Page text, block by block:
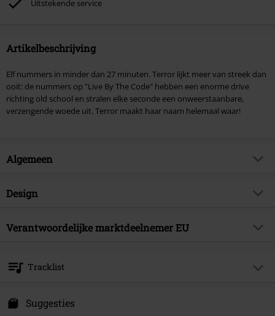
Uitstekende service
Artikelbeschrijving
Elf nummers in minder dan 27 minuten. Terror lijkt meer van streek dan
ooit: de nummers op "Live By The Code" hebben een enorme drive
richting old school en stralen elke seconde een onweerstaanbare,
verzengende woede uit. Terror maakt haar naam helemaal waar!
Algemeen
Artikelnr.
Muziekgenre
Hardcore
Band
Design
Producttype
Verantwoordelijke marktdeelnemer EU
Balanstraße 73 // Haus 31
81541 München
kontakt@sonymusic.com
Tracklist
Suggesties